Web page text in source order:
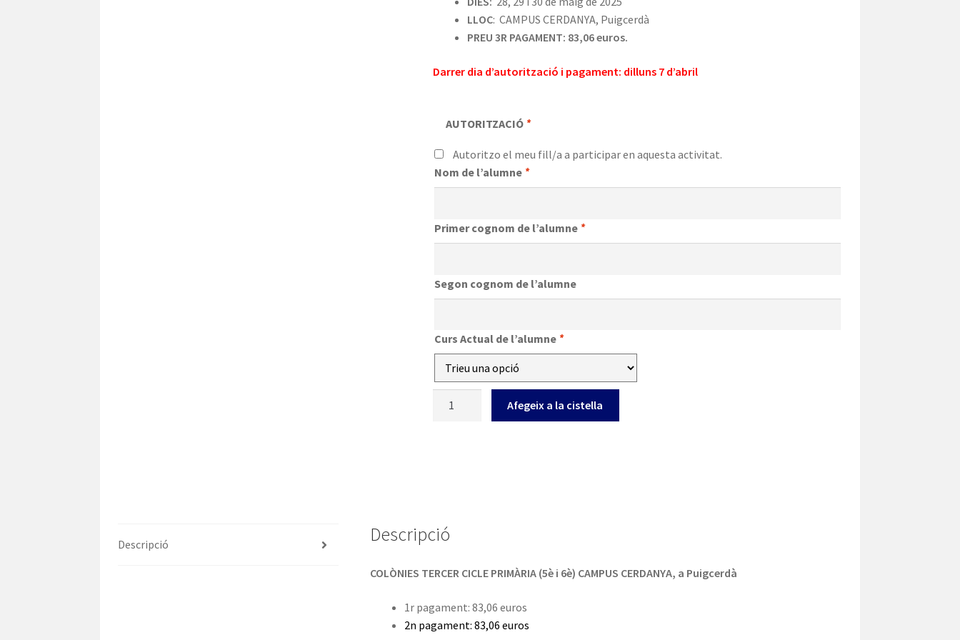
LLOC: CAMPUS CERDANYA, Puigcerdà
PREU 3R PAGAMENT: 83,06 euros.
Darrer dia d’autorització i pagament: dilluns 7 d’abril
AUTORITZACIÓ *
Autoritzo el meu fill/a a participar en aquesta activitat.
Nom de l’alumne *
Primer cognom de l’alumne *
Segon cognom de l’alumne
Curs Actual de l’alumne *
al
Cerdanya
Afegeix a la cistella
Descripció Descripció
COLÒNIES TERCER CICLE PRIMÀRIA (5è i 6è) CAMPUS CERDANYA, a Puigcerdà
1r pagament: 83,06 euros
2n pagament: 83,06 euros